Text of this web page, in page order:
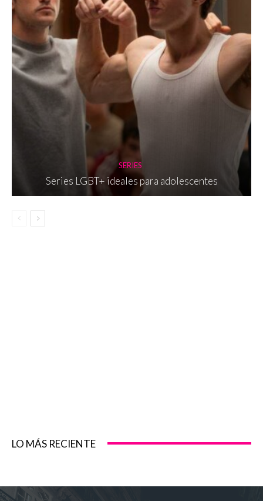
SERIES
Series LGBT+ ideales para adolescentes
LO MÁS RECIENTE